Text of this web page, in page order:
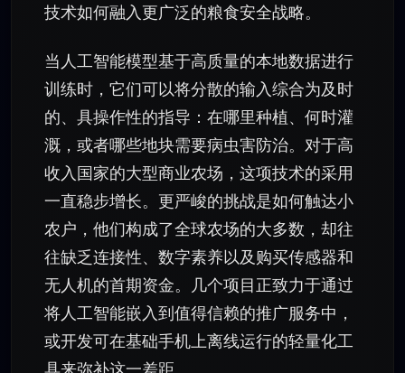
技术如何融入更广泛的粮食安全战略。
当人工智能模型基于高质量的本地数据进行
训练时，它们可以将分散的输入综合为及时
的、具操作性的指导：在哪里种植、何时灌
溉，或者哪些地块需要病虫害防治。对于高
收入国家的大型商业农场，这项技术的采用
一直稳步增长。更严峻的挑战是如何触达小
农户，他们构成了全球农场的大多数，却往
往缺乏连接性、数字素养以及购买传感器和
无人机的首期资金。几个项目正致力于通过
将人工智能嵌入到值得信赖的推广服务中，
或开发可在基础手机上离线运行的轻量化工